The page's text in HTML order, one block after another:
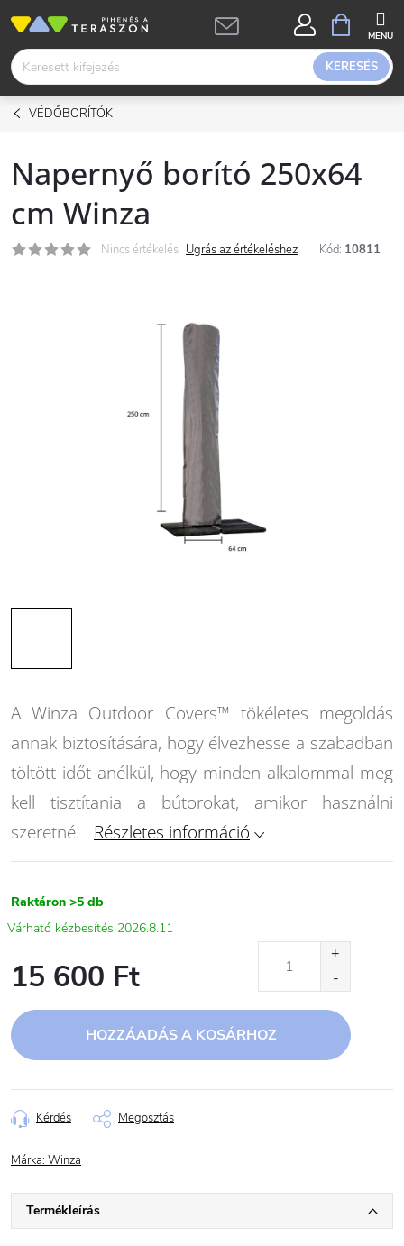
tartalomhoz
KERESÉS
KOSÁR
VÉDŐBORÍTÓK
Napernyő borító 250x64
cm Winza
Nincs értékelés Ugrás az értékeléshez Kód: 10811
A Winza Outdoor Covers™ tökéletes megoldás
annak biztosítására, hogy élvezhesse a szabadban
töltött időt anélkül, hogy minden alkalommal meg
kell tisztítania a bútorokat, amikor használni
szeretné.
Részletes információ
Raktáron >5 db
2026.8.11
15 600 Ft
HOZZÁADÁS A KOSÁRHOZ
Kérdés Megosztás
Márka: Winza
Termékleírás